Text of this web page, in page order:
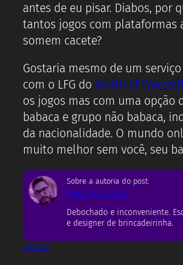
antes de eu pisar. Diabos, por
tantos jogos com plataformas
somem cacete?
Gostaria mesmo de um
com o LFG do World of
os jogos mas com uma opção
babaca e grupo não babaca,
da nacionalidade. O mundo
muito melhor sem você, seu
Sobre a autoria do post:
Rodrigo Castro
Debochado e inconveniente.
e designer de brincadeirinha.
Games